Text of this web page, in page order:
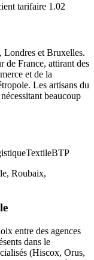
tarifaire 1.02
Londres et Bruxelles.
de France, attirant des
et de la
Les artisans du
beaucoup
TextileBTP
Roubaix,
entre des agences
dans le
(Hiscox, Orus,